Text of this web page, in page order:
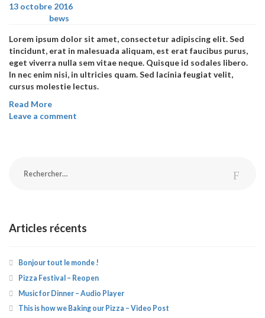
13 octobre 2016
bews
Lorem ipsum dolor sit amet, consectetur adipiscing elit. Sed
tincidunt, erat in malesuada aliquam, est erat faucibus purus,
eget viverra nulla sem vitae neque. Quisque id sodales libero.
In nec enim nisi, in ultricies quam. Sed lacinia feugiat velit,
cursus molestie lectus.
Read More
Leave a comment
Articles récents
Bonjour tout le monde !
Pizza Festival – Reopen
Music for Dinner – Audio Player
This is how we Baking our Pizza – Video Post